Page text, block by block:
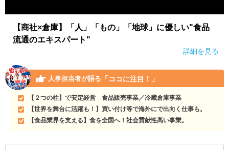
【商社×倉庫】「人」「もの」「地球」に優しい"食品
流通のエキスパート"
詳細を見る
人事担当者が語る 「ココに注目！」
【２つの柱】で安定経営 食品販売事業／冷蔵倉庫事業
【世界を舞台に活躍も！】買い付け等で海外にで出向く仕事も。
【食品業界を支える】食を全国へ！社会貢献性高い事業。